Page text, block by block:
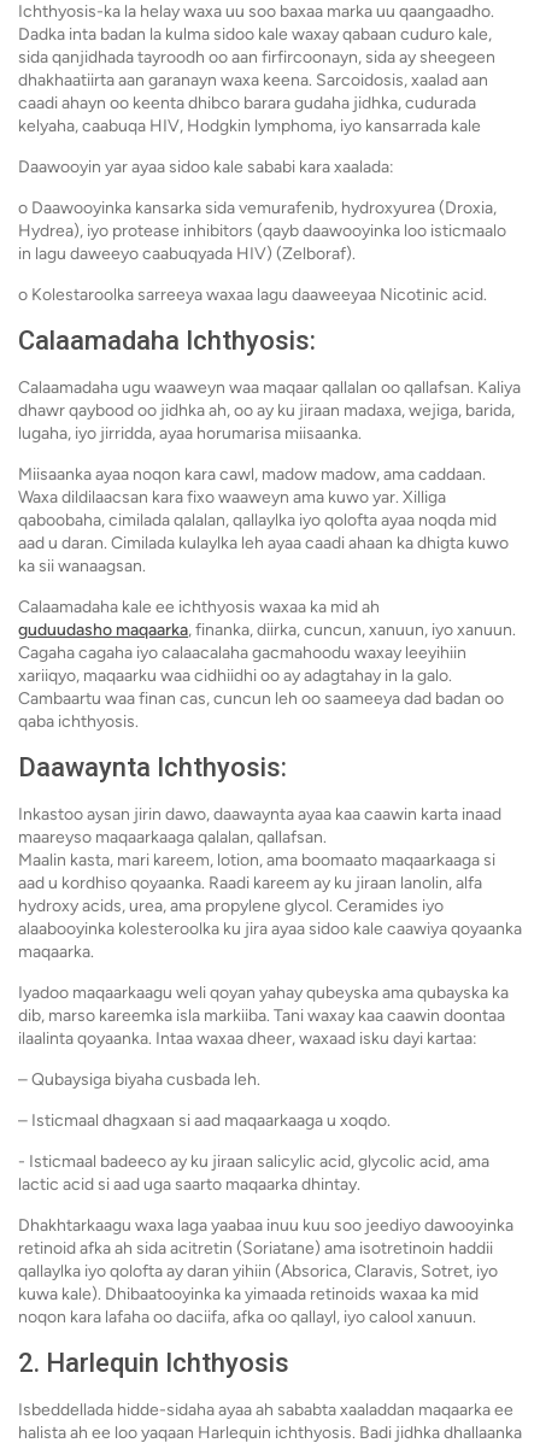
Ichthyosis-ka la helay waxa uu soo baxaa marka uu qaangaadho.
Dadka inta badan la kulma sidoo kale waxay qabaan cuduro kale,
sida qanjidhada tayroodh oo aan firfircoonayn, sida ay sheegeen
dhakhaatiirta aan garanayn waxa keena. Sarcoidosis, xaalad aan
caadi ahayn oo keenta dhibco barara gudaha jidhka, cudurada
kelyaha, caabuqa HIV, Hodgkin lymphoma, iyo kansarrada kale
Daawooyin yar ayaa sidoo kale sababi kara xaalada:
o Daawooyinka kansarka sida vemurafenib, hydroxyurea (Droxia,
Hydrea), iyo protease inhibitors (qayb daawooyinka loo isticmaalo
in lagu daweeyo caabuqyada HIV) (Zelboraf).
o Kolestaroolka sarreeya waxaa lagu daaweeyaa Nicotinic acid.
Calaamadaha Ichthyosis:
Calaamadaha ugu waaweyn waa maqaar qallalan oo qallafsan. Kaliya
dhawr qaybood oo jidhka ah, oo ay ku jiraan madaxa, wejiga, barida,
lugaha, iyo jirridda, ayaa horumarisa miisaanka.
Miisaanka ayaa noqon kara cawl, madow madow, ama caddaan.
Waxa dildilaacsan kara fixo waaweyn ama kuwo yar. Xilliga
qaboobaha, cimilada qalalan, qallaylka iyo qolofta ayaa noqda mid
aad u daran. Cimilada kulaylka leh ayaa caadi ahaan ka dhigta kuwo
ka sii wanaagsan.
Calaamadaha kale ee ichthyosis waxaa ka mid ah
guduudasho maqaarka, finanka, diirka, cuncun, xanuun, iyo xanuun.
Cagaha cagaha iyo calaacalaha gacmahoodu waxay leeyihiin
xariiqyo, maqaarku waa cidhiidhi oo ay adagtahay in la galo.
Cambaartu waa finan cas, cuncun leh oo saameeya dad badan oo
qaba ichthyosis.
Daawaynta Ichthyosis:
Inkastoo aysan jirin dawo, daawaynta ayaa kaa caawin karta inaad
maareyso maqaarkaaga qalalan, qallafsan.
Maalin kasta, mari kareem, lotion, ama boomaato maqaarkaaga si
aad u kordhiso qoyaanka. Raadi kareem ay ku jiraan lanolin, alfa
hydroxy acids, urea, ama propylene glycol. Ceramides iyo
alaabooyinka kolesteroolka ku jira ayaa sidoo kale caawiya qoyaanka
maqaarka.
Iyadoo maqaarkaagu weli qoyan yahay qubeyska ama qubayska ka
dib, marso kareemka isla markiiba. Tani waxay kaa caawin doontaa
ilaalinta qoyaanka. Intaa waxaa dheer, waxaad isku dayi kartaa:
– Qubaysiga biyaha cusbada leh.
– Isticmaal dhagxaan si aad maqaarkaaga u xoqdo.
- Isticmaal badeeco ay ku jiraan salicylic acid, glycolic acid, ama
lactic acid si aad uga saarto maqaarka dhintay.
Dhakhtarkaagu waxa laga yaabaa inuu kuu soo jeediyo dawooyinka
retinoid afka ah sida acitretin (Soriatane) ama isotretinoin haddii
qallaylka iyo qolofta ay daran yihiin (Absorica, Claravis, Sotret, iyo
kuwa kale). Dhibaatooyinka ka yimaada retinoids waxaa ka mid
noqon kara lafaha oo daciifa, afka oo qallayl, iyo calool xanuun.
2. Harlequin Ichthyosis
Isbeddellada hidde-sidaha ayaa ah sababta xaaladdan maqaarka ee
halista ah ee loo yaqaan Harlequin ichthyosis. Badi jidhka dhallaanka